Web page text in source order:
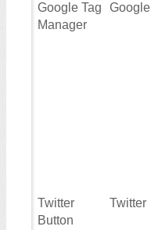
Google Tag
Manager
Google
Twitter
Button
Twitter